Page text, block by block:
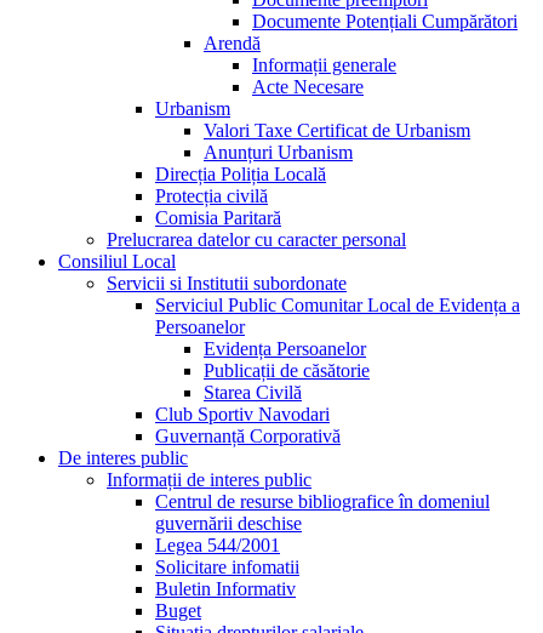
Documente Potențiali Cumpărători
Arendă
Informații generale
Acte Necesare
Urbanism
Valori Taxe Certificat de Urbanism
Anunțuri Urbanism
Direcția Poliția Locală
Protecția civilă
Comisia Paritară
Prelucrarea datelor cu caracter personal
Consiliul Local
Servicii si Institutii subordonate
Serviciul Public Comunitar Local de Evidența a
Persoanelor
Evidența Persoanelor
Publicații de căsătorie
Starea Civilă
Club Sportiv Navodari
Guvernanță Corporativă
De interes public
Informații de interes public
Centrul de resurse bibliografice în domeniul
guvernării deschise
Legea 544/2001
Solicitare infomatii
Buletin Informativ
Buget